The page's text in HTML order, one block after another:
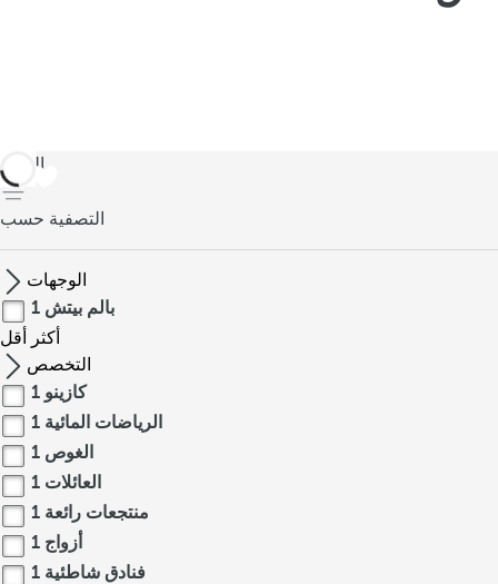
العودة
التصفية حسب
الوجهات
بالم بيتش 1
أكثر
أقل
التخصص
كازينو 1
الرياضات المائية 1
الغوص 1
العائلات 1
منتجعات رائعة 1
أزواج 1
فنادق شاطئية 1